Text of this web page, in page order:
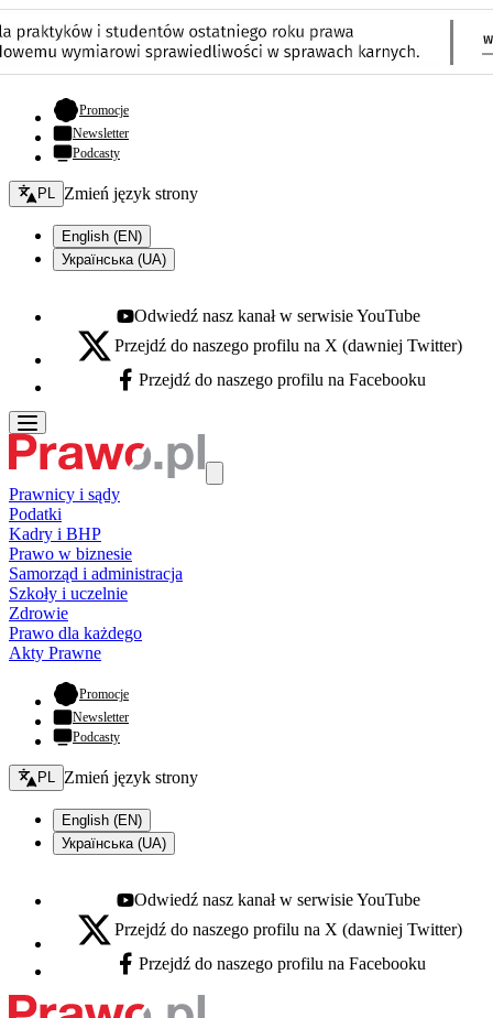
Promocje- otwiera się w nowej karcie
Newsletter
Podcasty
Zmień język - bieżący:
PL Zmień język strony
English (EN)
Українська (UA)
Youtube - otwiera się w nowej karcie
Odwiedź nasz kanał w serwisie YouTube
X - otwiera się w nowej karcie
Przejdź do naszego profilu na X (dawniej Twitter)
Facebook - otwiera się w nowej karcie
Przejdź do naszego profilu na Facebooku
Prawnicy i sądy
Podatki
Kadry i BHP
Prawo w biznesie
Samorząd i administracja
Szkoły i uczelnie
Zdrowie
Prawo dla każdego
Akty Prawne
Promocje- otwiera się w nowej karcie
Newsletter
Podcasty
Zmień język - bieżący:
PL Zmień język strony
English (EN)
Українська (UA)
Youtube - otwiera się w nowej karcie
Odwiedź nasz kanał w serwisie YouTube
X - otwiera się w nowej karcie
Przejdź do naszego profilu na X (dawniej Twitter)
Facebook - otwiera się w nowej karcie
Przejdź do naszego profilu na Facebooku